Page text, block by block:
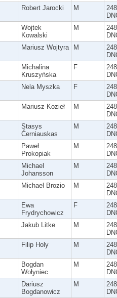
Robert Jarocki M
Wojtek
Kowalski
M
Mariusz Wojtyra M
Michalina
Kruszyńska
F
Nela Myszka F
Mariusz Kozieł M
Stasys
Černiauskas
M
Paweł
Prokopiak
M
Michael
Johansson
M
Michael Brozio M
Ewa
Frydrychowicz
F
Jakub Litke M
Filip Holy M
Bogdan
Wołyniec
M
Dariusz
Bogdanowicz
M